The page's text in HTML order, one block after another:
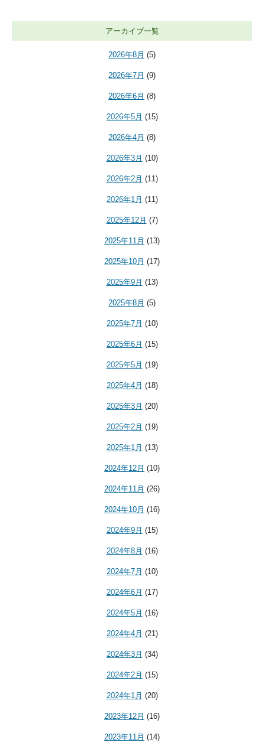
アーカイブ一覧
2026年8月 (5)
2026年7月 (9)
2026年6月 (8)
2026年5月 (15)
2026年4月 (8)
2026年3月 (10)
2026年2月 (11)
2026年1月 (11)
2025年12月 (7)
2025年11月 (13)
2025年10月 (17)
2025年9月 (13)
2025年8月 (5)
2025年7月 (10)
2025年6月 (15)
2025年5月 (19)
2025年4月 (18)
2025年3月 (20)
2025年2月 (19)
2025年1月 (13)
2024年12月 (10)
2024年11月 (26)
2024年10月 (16)
2024年9月 (15)
2024年8月 (16)
2024年7月 (10)
2024年6月 (17)
2024年5月 (16)
2024年4月 (21)
2024年3月 (34)
2024年2月 (15)
2024年1月 (20)
2023年12月 (16)
2023年11月 (14)